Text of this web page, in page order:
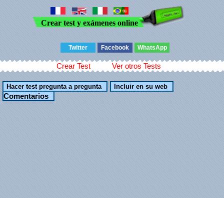
Crear test y exámenes online
Twitter Facebook WhatsApp
Crear Test Ver otros Tests
Comentarios